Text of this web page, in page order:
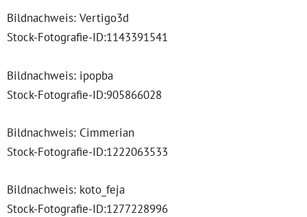
Bildnachweis: Vertigo3d
Stock-Fotografie-ID:1143391541
Bildnachweis: ipopba
Stock-Fotografie-ID:905866028
Bildnachweis: Cimmerian
Stock-Fotografie-ID:1222063533
Bildnachweis: koto_feja
Stock-Fotografie-ID:1277228996